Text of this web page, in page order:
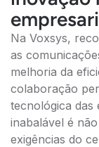
Na Voxsys,
as
melhoria da
colaboração
tecnológica das
inabalável é
exigências do